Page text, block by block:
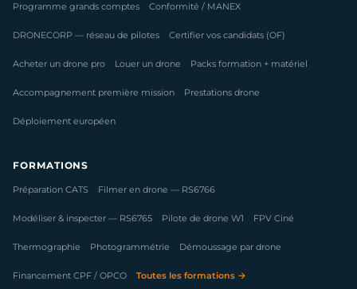
Programme grands comptes Conformité / MANEX
DRONECORP — réseau de pilotes Certifier vos candidats (OF)
Acheter un drone pro Louer un drone Packs formation + matériel
Accompagnement première mission Prestations drone
Déploiement européen
FORMATIONS
Préparation CATS Filmer en drone — RS6766
Modéliser & inspecter — RS6765 Pilote de drone W1 FPV Ciné
Thermographie Photogrammétrie Démoussage par drone
Financement CPF / OPCO Toutes les formations →